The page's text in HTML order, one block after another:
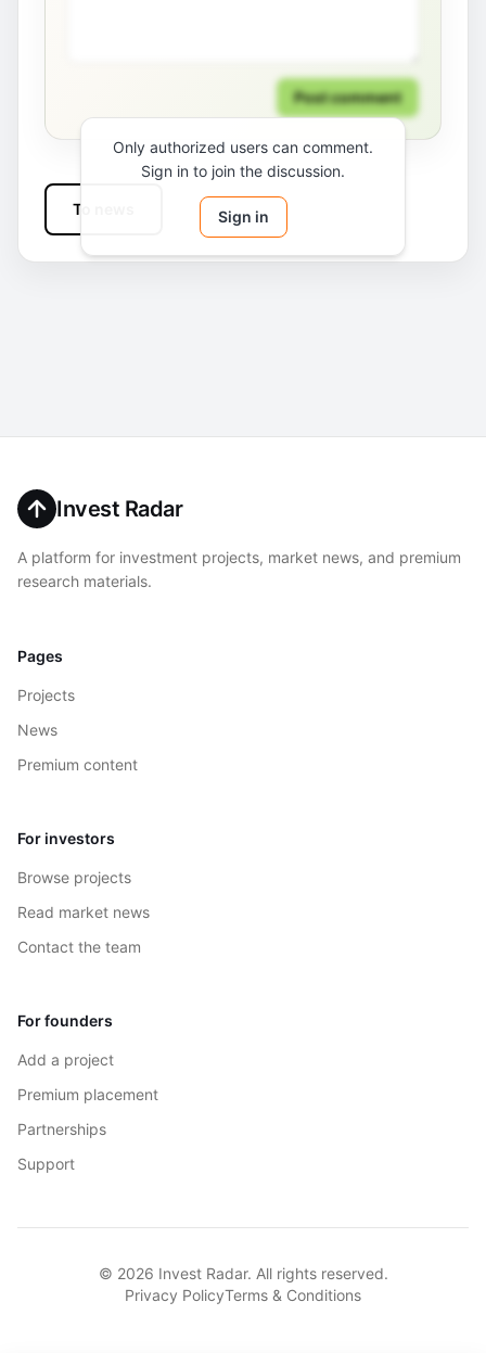
Post comment
Only authorized users can comment.
Sign in to join the discussion.
Sign in
To news
Invest Radar
A platform for investment projects, market news, and premium
research materials.
Pages
Projects
News
Premium content
For investors
Browse projects
Read market news
Contact the team
For founders
Add a project
Premium placement
Partnerships
Support
© 2026 Invest Radar. All rights reserved.
Privacy PolicyTerms & Conditions